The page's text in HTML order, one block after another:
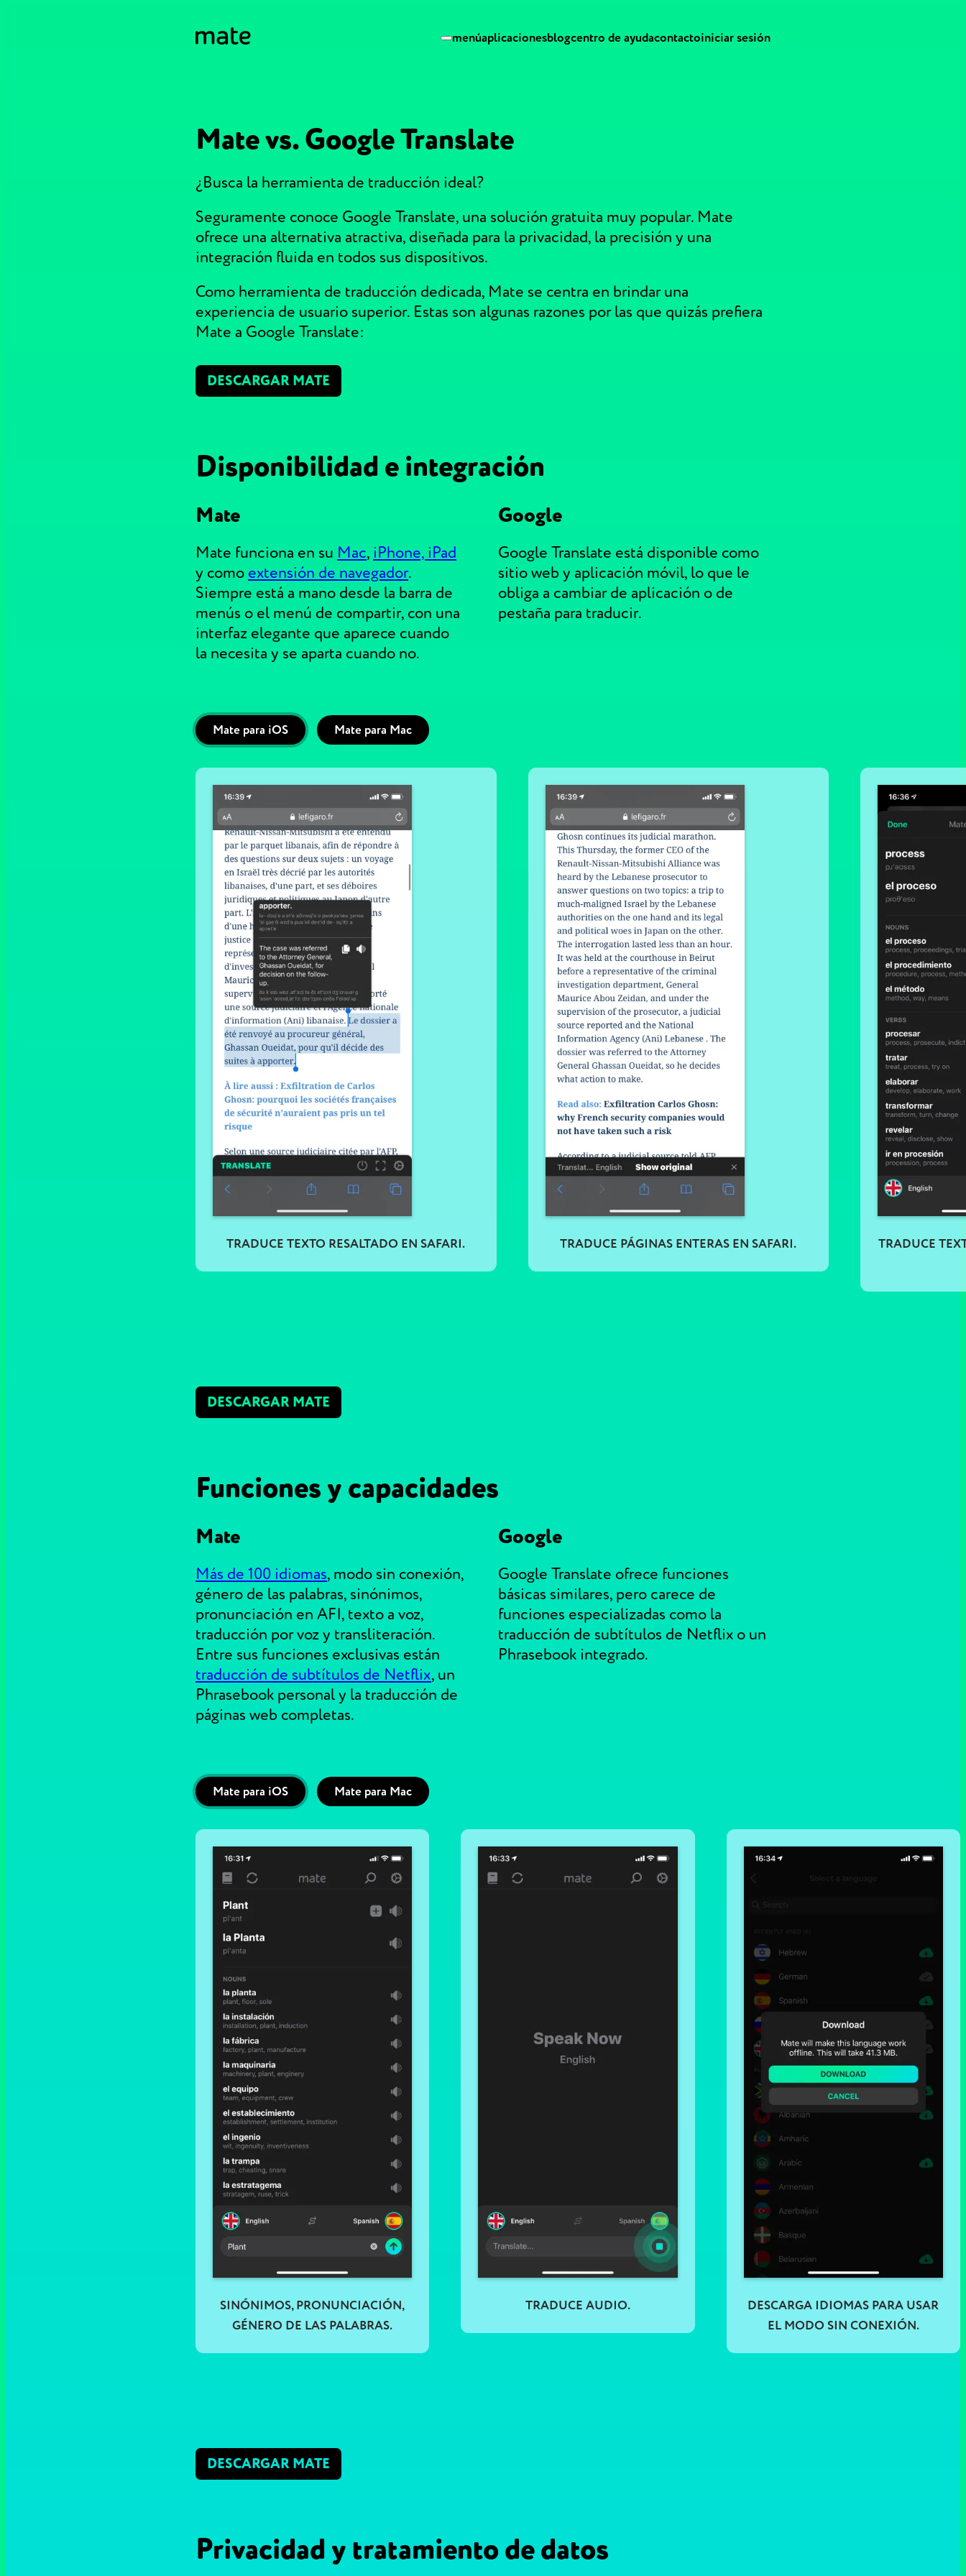
menúaplicacionesblogcentro de ayudacontactoiniciar sesión
Mate vs. Google Translate
¿Busca la herramienta de traducción ideal?
Seguramente conoce Google Translate, una solución gratuita muy popular. Mate
ofrece una alternativa atractiva, diseñada para la privacidad, la precisión y una
integración fluida en todos sus dispositivos.
Como herramienta de traducción dedicada, Mate se centra en brindar una
experiencia de usuario superior. Estas son algunas razones por las que quizás prefiera
Mate a Google Translate:
DESCARGAR MATE
Disponibilidad e integración
Mate
Mate funciona en su Mac, iPhone, iPad
y como extensión de navegador.
Siempre está a mano desde la barra de
menús o el menú de compartir, con una
interfaz elegante que aparece cuando
la necesita y se aparta cuando no.
Google
Google Translate está disponible como
sitio web y aplicación móvil, lo que le
obliga a cambiar de aplicación o de
pestaña para traducir.
Mate para iOS Mate para Mac
TRADUCE TEXTO RESALTADO EN SAFARI. TRADUCE PÁGINAS ENTERAS EN SAFARI. TRADUCE
DESCARGAR MATE
Funciones y capacidades
Mate
Más de 100 idiomas, modo sin conexión,
género de las palabras, sinónimos,
pronunciación en AFI, texto a voz,
traducción por voz y transliteración.
Entre sus funciones exclusivas están
traducción de subtítulos de Netflix, un
Phrasebook personal y la traducción de
páginas web completas.
Google
Google Translate ofrece funciones
básicas similares, pero carece de
funciones especializadas como la
traducción de subtítulos de Netflix o un
Phrasebook integrado.
Mate para iOS Mate para Mac
SINÓNIMOS, PRONUNCIACIÓN,
GÉNERO DE LAS PALABRAS.
TRADUCE AUDIO.
DESCARGA IDIOMAS PARA USAR
EL MODO SIN CONEXIÓN.
DESCARGAR MATE
Privacidad y tratamiento de datos